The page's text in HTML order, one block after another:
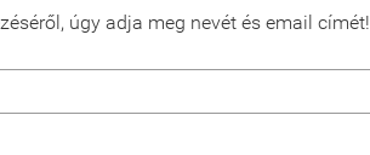
úgy adja meg nevét és email címét!